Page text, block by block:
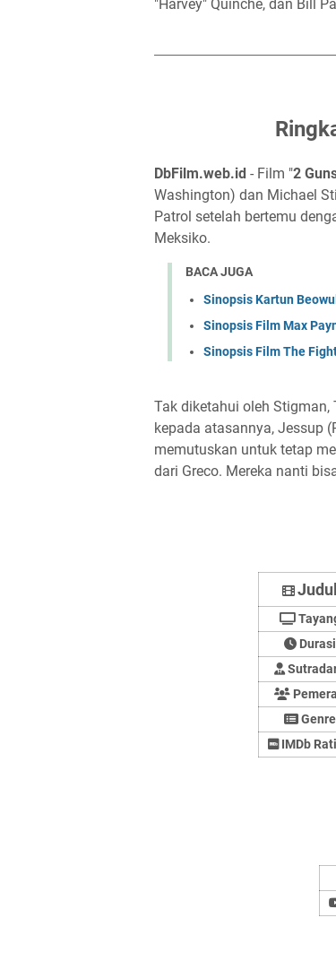
"Harvey" Quinche, dan Bill
DbFilm.web.id - Film "2
Washington) dan Michael
Patrol setelah bertemu
Meksiko.
BACA JUGA
Sinopsis Kartun
Sinopsis Film Max
Sinopsis Film The
Tak diketahui oleh Stigman,
kepada atasannya, Jessup
memutuskan untuk tetap
dari Greco. Mereka nanti
Judul
Durasi
Genre
IMDb